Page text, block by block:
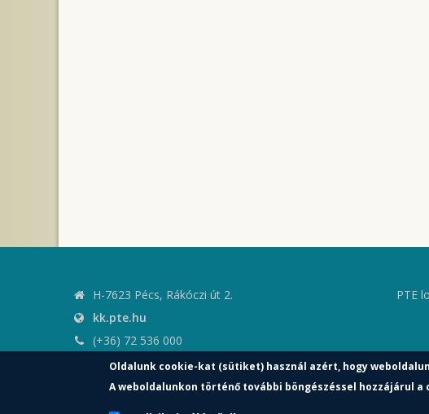
H-7623 Pécs, Rákóczi út 2.
kk.pte.hu
(+36) 72 536 000
kk.elnoki.hivatal@pte.hu
pte.hu
PTE
Oldalunk cookie-kat (sütiket) használ azért, hogy
A weboldalunkon történő további böngészéssel hozzájárul a